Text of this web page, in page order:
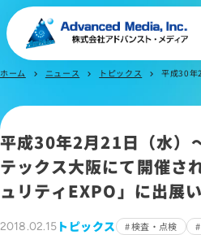
ニュース
採用情報
IR情報
よくあるご質問
ホーム chevron_right ニュース chevron_right トピックス chevron_right 平成30年2月21日（水）
平成30年2月21日（水）
テックス大阪にて開催さ
ュリティEXPO」に出展い
2018.02.15 トピックス 検査・点検